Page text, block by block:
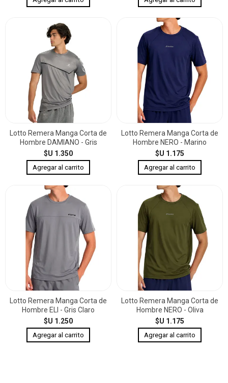
Lotto Remera Manga Corta de
Hombre DAMIANO - Gris
$U 1.350
Lotto Remera Manga Corta de
Hombre NERO - Marino
$U 1.175
Lotto Remera Manga Corta de
Hombre ELI - Gris Claro
$U 1.250
Lotto Remera Manga Corta de
Hombre NERO - Oliva
$U 1.175